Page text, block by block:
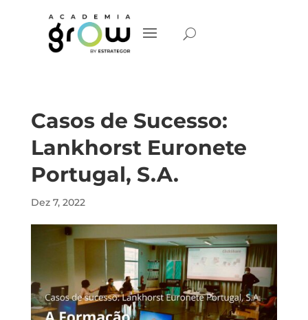
Casos de Sucesso:
Lankhorst Euronete
Portugal, S.A.
Dez 7, 2022